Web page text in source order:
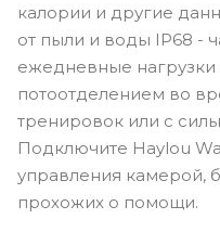
калории и другие
от пыли и воды IP68 -
ежедневные нагрузки
потоотделением во
тренировок или с
Подключите Haylou
управления камерой,
прохожих о помощи.